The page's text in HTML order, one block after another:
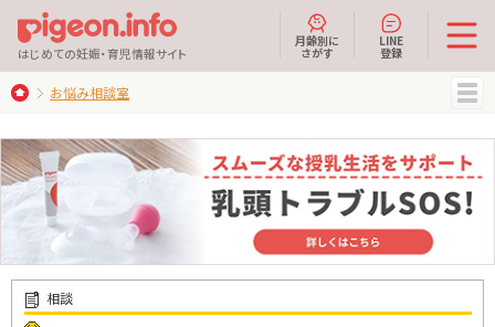
はじめての妊娠・育児情報サイト
月齢別に
さがす
LINE
登録
お悩み相談室
相談